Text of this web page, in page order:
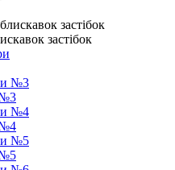
застібок